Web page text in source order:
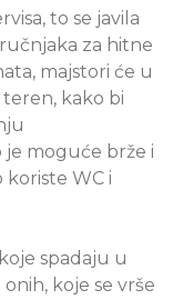
to se javila
za hitne
majstori će u
kako bi
je moguće brže i
WC i
spadaju u
koje se vrše